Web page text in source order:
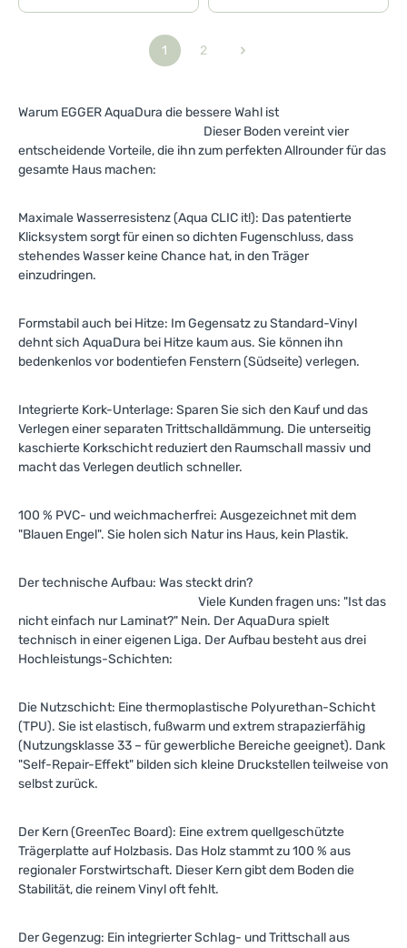
Seite
1
Seite
2
Warum EGGER AquaDura die bessere Wahl ist
Dieser Boden vereint vier
entscheidende Vorteile, die ihn zum perfekten Allrounder für das
gesamte Haus machen:
Maximale Wasserresistenz (Aqua CLIC it!): Das patentierte
Klicksystem sorgt für einen so dichten Fugenschluss, dass
stehendes Wasser keine Chance hat, in den Träger
einzudringen.
Formstabil auch bei Hitze: Im Gegensatz zu Standard-Vinyl
dehnt sich AquaDura bei Hitze kaum aus. Sie können ihn
bedenkenlos vor bodentiefen Fenstern (Südseite) verlegen.
Integrierte Kork-Unterlage: Sparen Sie sich den Kauf und das
Verlegen einer separaten Trittschalldämmung. Die unterseitig
kaschierte Korkschicht reduziert den Raumschall massiv und
macht das Verlegen deutlich schneller.
100 % PVC- und weichmacherfrei: Ausgezeichnet mit dem
"Blauen Engel". Sie holen sich Natur ins Haus, kein Plastik.
Der technische Aufbau: Was steckt drin?
Viele Kunden fragen uns: "Ist das
nicht einfach nur Laminat?" Nein. Der AquaDura spielt
technisch in einer eigenen Liga. Der Aufbau besteht aus drei
Hochleistungs-Schichten:
Die Nutzschicht: Eine thermoplastische Polyurethan-Schicht
(TPU). Sie ist elastisch, fußwarm und extrem strapazierfähig
(Nutzungsklasse 33 – für gewerbliche Bereiche geeignet). Dank
"Self-Repair-Effekt" bilden sich kleine Druckstellen teilweise von
selbst zurück.
Der Kern (GreenTec Board): Eine extrem quellgeschützte
Trägerplatte auf Holzbasis. Das Holz stammt zu 100 % aus
regionaler Forstwirtschaft. Dieser Kern gibt dem Boden die
Stabilität, die reinem Vinyl oft fehlt.
Der Gegenzug: Ein integrierter Schlag- und Trittschall aus